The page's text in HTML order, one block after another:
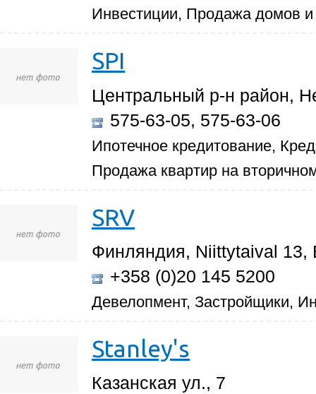
Инвестиции, Продажа домов и
SPI
Центральный р-н район,
575-63-05, 575-63-06
Ипотечное кредитование,
Продажа квартир на
SRV
Финляндия, Niittytaival 13,
+358 (0)20 145 5200
Девелопмент, Застройщики,
Stanley's
Казанская ул., 7